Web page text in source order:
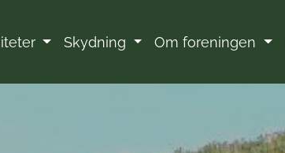
Skydning Om foreningen